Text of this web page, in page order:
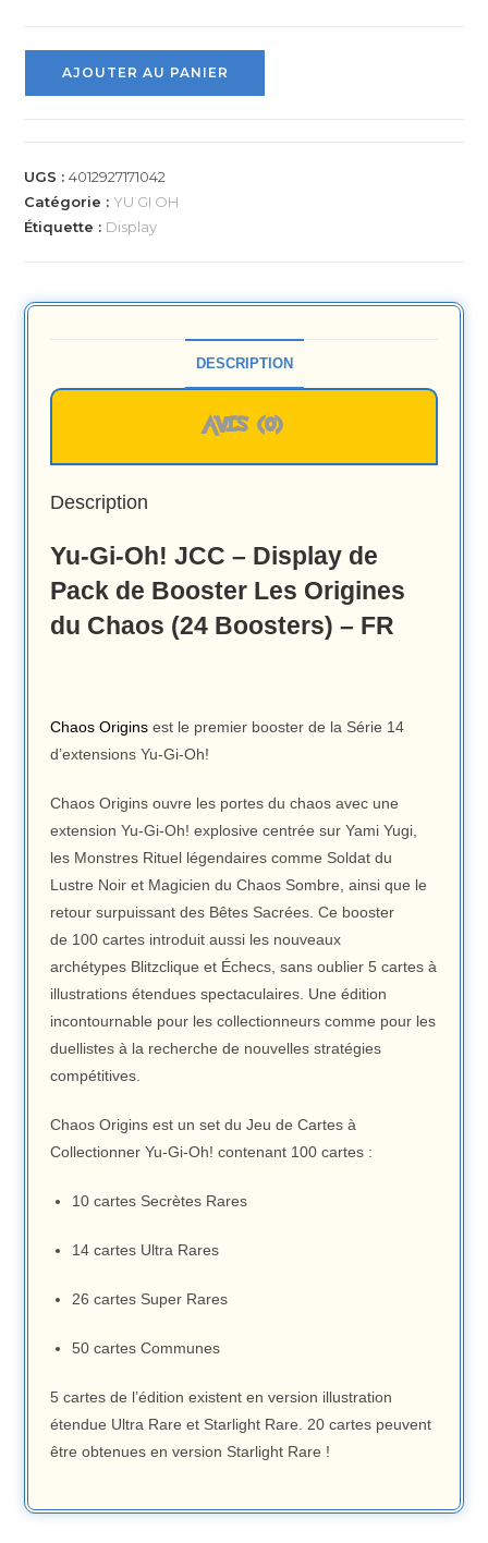
AJOUTER AU PANIER
UGS :4012927171042
Catégorie :YU GI OH
Étiquette : Display
DESCRIPTION
AVIS (0)
Description
Yu-Gi-Oh! JCC – Display de
Pack de Booster Les Origines
du Chaos (24 Boosters) – FR
Chaos Origins est le premier booster de la Série 14
d’extensions Yu-Gi-Oh!
Chaos Origins ouvre les portes du chaos avec une
extension Yu-Gi-Oh! explosive centrée surYami Yugi
les Monstres Rituel légendaires comme Soldat du
Lustre Noir et Magicien du Chaos Sombre , ainsi que le
retour surpuissant des Bêtes Sacrées . Ce booster
de 100 cartes introduit aussi les nouveaux
archétypes Blitzclique et Échecs , sans oublier5 cartes à
illustrations étendues spectaculaires. Une édition
incontournable pour les collectionneurs comme pour les
duellistes à la recherche de nouvelles stratégies
compétitives.
Chaos Origins est un set du Jeu de Cartes à
Collectionner Yu-Gi-Oh! contenant 100 cartes :
10 cartes Secrètes Rares
14 cartes Ultra Rares
26 cartes Super Rares
50 cartes Communes
5 cartes de l’édition existent en version illustration
étendue Ultra Rare et Starlight Rare. 20 cartes peuvent
être obtenues en version Starlight Rare !